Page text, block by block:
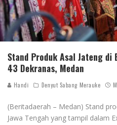
Stand Produk Asal Jateng di
43 Dekranas, Medan
Handi Denyut Sabang Merauke
(Beritadaerah – Medan) Stand
Jawa Tengah yang tampil dalam